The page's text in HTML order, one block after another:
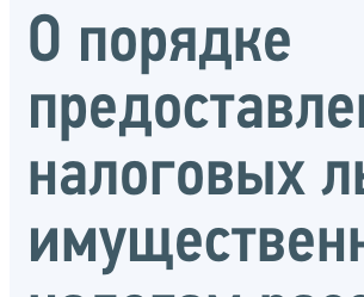
О порядке
налоговых